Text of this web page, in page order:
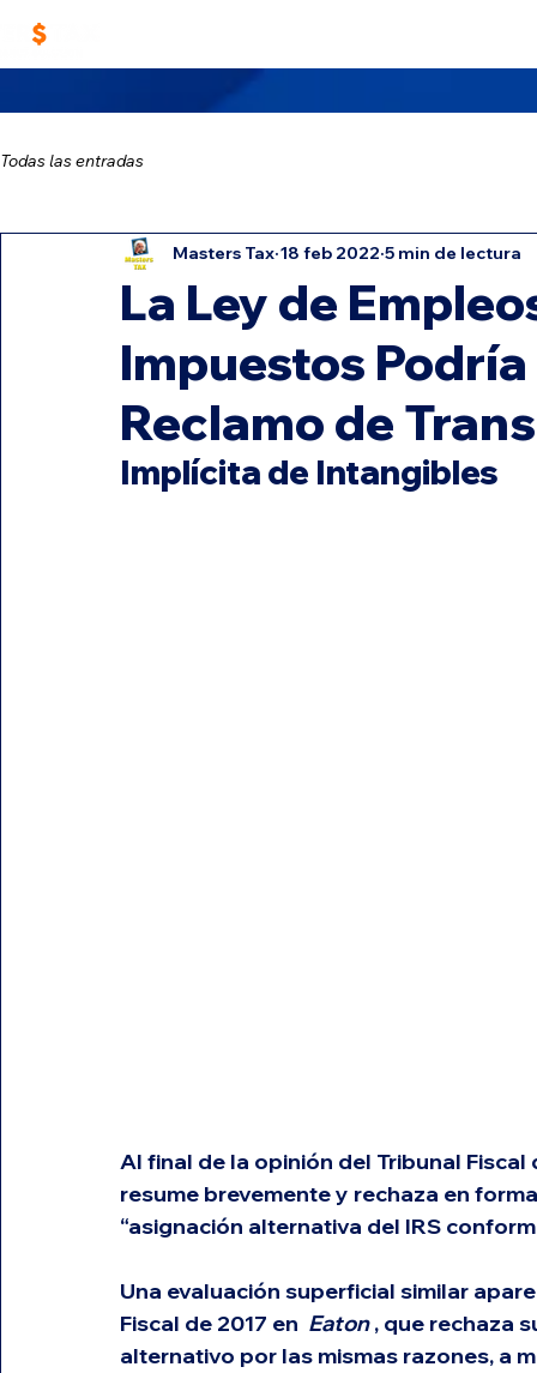
Todas las entradas
La Ley de
Impuestos
Reclamo de
Masters Tax 18 feb 2022 5 min de lectura
Implícita de Intangibles
Al final de la opinión del Tribunal
resume brevemente y rechaza en
“asignación alternativa del IRS
Una evaluación superficial similar
Fiscal de 2017 en Eaton , que rechaza
alternativo por las mismas razones, a